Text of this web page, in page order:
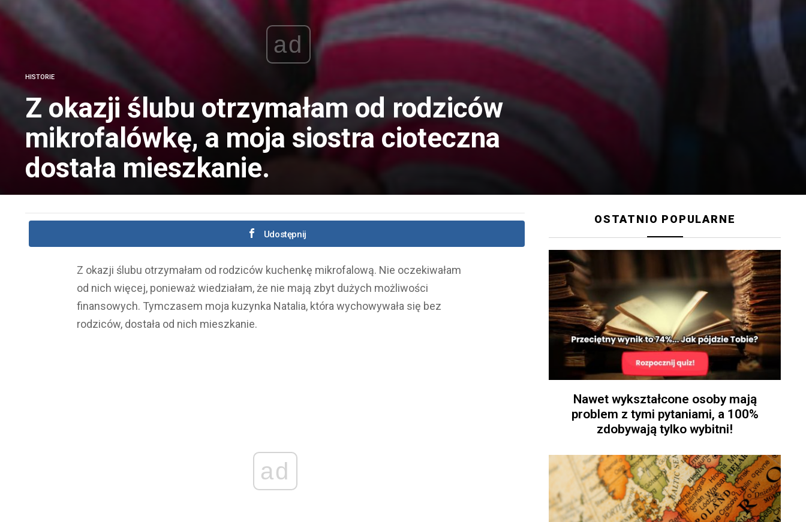
ad
HISTORIE
Z okazji ślubu otrzymałam od rodziców
mikrofalówkę, a moja siostra cioteczna
dostała mieszkanie.
Udostępnij
Z okazji ślubu otrzymałam od rodziców kuchenkę mikrofalową. Nie oczekiwałam
od nich więcej, ponieważ wiedziałam, że nie mają zbyt dużych możliwości
finansowych. Tymczasem moja kuzynka Natalia, która wychowywała się bez
rodziców, dostała od nich mieszkanie.
ad
OSTATNIO POPULARNE
Nawet wykształcone osoby mają
problem z tymi pytaniami, a 100%
zdobywają tylko wybitni!